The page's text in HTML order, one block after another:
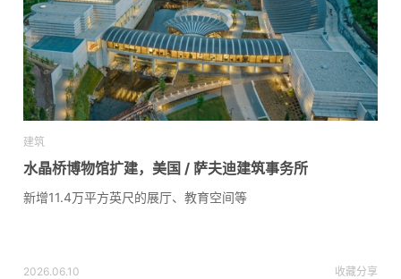
建筑
水晶桥博物馆扩建，美国 / 萨夫迪建筑事务所
新增11.4万平方英尺的展厅、教育空间等
2026.06.10 收藏分享